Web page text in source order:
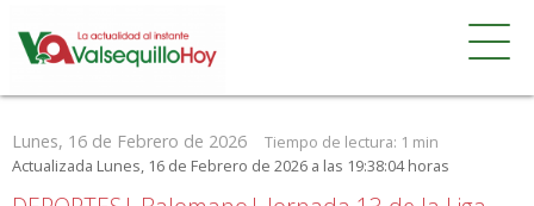
Lunes, 16 de Febrero de 2026 Tiempo de lectura: 1 min
Actualizada Lunes, 16 de Febrero de 2026 a las 19:38:04 horas